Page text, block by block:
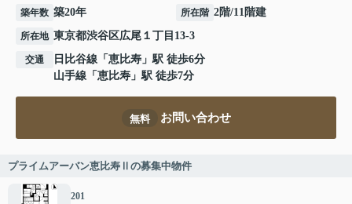
築年数 築20年 所在階 2階/11階建
所在地 東京都渋谷区広尾 １丁目13-3
交通 日比谷線 「 恵比寿 」駅 徒歩6分
山手線 「 恵比寿 」駅 徒歩7分
無料 お問い合わせ
プライムアーバン恵比寿Ⅱの募集中物件
201